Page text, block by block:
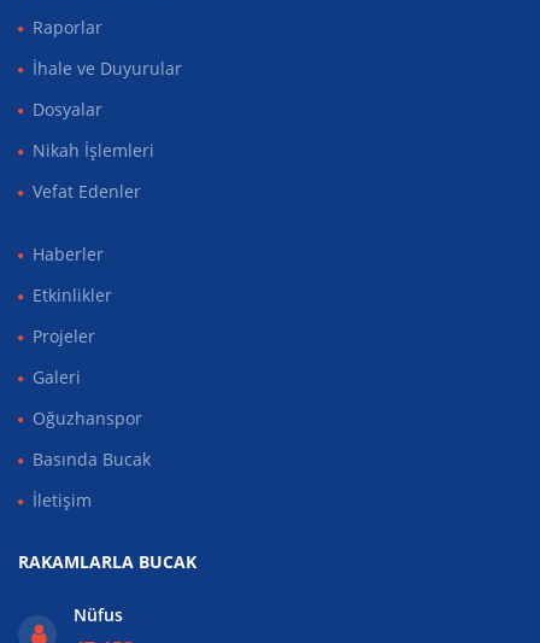
Raporlar
İhale ve Duyurular
Dosyalar
Nikah İşlemleri
Vefat Edenler
Haberler
Etkinlikler
Projeler
Galeri
Oğuzhanspor
Basında Bucak
İletişim
RAKAMLARLA BUCAK
Nüfus